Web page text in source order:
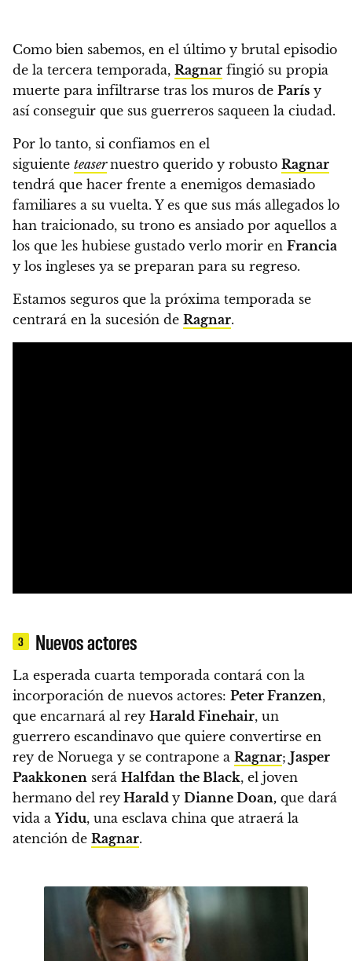
Como bien sabemos, en el último y brutal episodio
de la tercera temporada, Ragnar fingió su propia
muerte para infiltrarse tras los muros de París y
así conseguir que sus guerreros saqueen la ciudad.
Por lo tanto, si confiamos en el
siguiente teaser nuestro querido y robusto Ragnar
tendrá que hacer frente a enemigos demasiado
familiares a su vuelta. Y es que sus más allegados lo
han traicionado, su trono es ansiado por aquellos a
los que les hubiese gustado verlo morir en Francia
y los ingleses ya se preparan para su regreso.
Estamos seguros que la próxima temporada se
centrará en la sucesión de Ragnar.
3 Nuevos actores
La esperada cuarta temporada contará con la
incorporación de nuevos actores: Peter Franzen,
que encarnará al rey Harald Finehair, un
guerrero escandinavo que quiere convertirse en
rey de Noruega y se contrapone a Ragnar; Jasper
Paakkonen será Halfdan the Black, el joven
hermano del rey Harald y Dianne Doan, que dará
vida aYidu, una esclava china que atraerá la
atención de Ragnar.